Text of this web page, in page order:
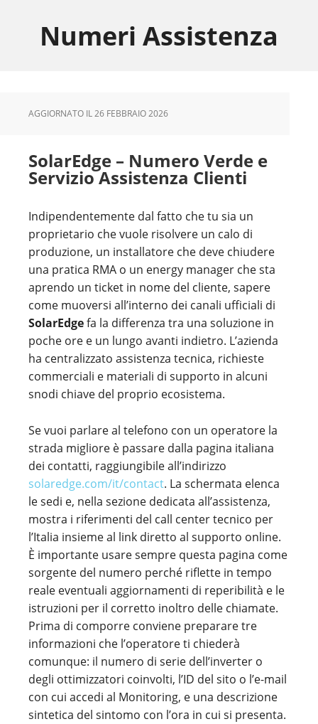
primaryNumeri Assistenza
AGGIORNATO IL26 FEBBRAIO 2026
SolarEdge – Numero Verde e
Servizio Assistenza Clienti
Indipendentemente dal fatto che tu sia un
proprietario che vuole risolvere un calo di
produzione, un installatore che deve chiudere
una pratica RMA o un energy manager che sta
aprendo un ticket in nome del cliente, sapere
come muoversi all’interno dei canali ufficiali di
SolarEdgefa la differenza tra una soluzione in
poche ore e un lungo avanti indietro. L’azienda
ha centralizzato assistenza tecnica, richieste
commerciali e materiali di supporto in alcuni
snodi chiave del proprio ecosistema.
Se vuoi parlare al telefono con un operatore la
strada migliore è passare dalla pagina italiana
dei contatti, raggiungibile all’indirizzo
solaredge.com/it/contact. La schermata elenca
le sedi e, nella sezione dedicata all’assistenza,
mostra i riferimenti del call center tecnico per
l’Italia insieme al link diretto al supporto online.
È importante usare sempre questa pagina come
sorgente del numero perché riflette in tempo
reale eventuali aggiornamenti di reperibilità e le
istruzioni per il corretto inoltro delle chiamate.
Prima di comporre conviene preparare tre
informazioni che l’operatore ti chiederà
comunque: il numero di serie dell’inverter o
degli ottimizzatori coinvolti, l’ID del sito o l’e-mail
con cui accedi al Monitoring, e una descrizione
sintetica del sintomo con l’ora in cui si presenta.